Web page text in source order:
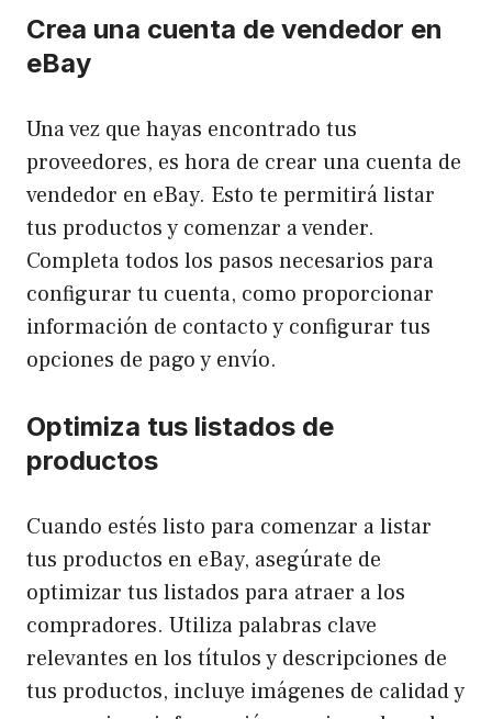
Crea una cuenta de vendedor en
eBay
Una vez que hayas encontrado tus
proveedores, es hora de crear una cuenta de
vendedor en eBay. Esto te permitirá listar
tus productos y comenzar a vender.
Completa todos los pasos necesarios para
configurar tu cuenta, como proporcionar
información de contacto y configurar tus
opciones de pago y envío.
Optimiza tus listados de
productos
Cuando estés listo para comenzar a listar
tus productos en eBay, asegúrate de
optimizar tus listados para atraer a los
compradores. Utiliza palabras clave
relevantes en los títulos y descripciones de
tus productos, incluye imágenes de calidad y